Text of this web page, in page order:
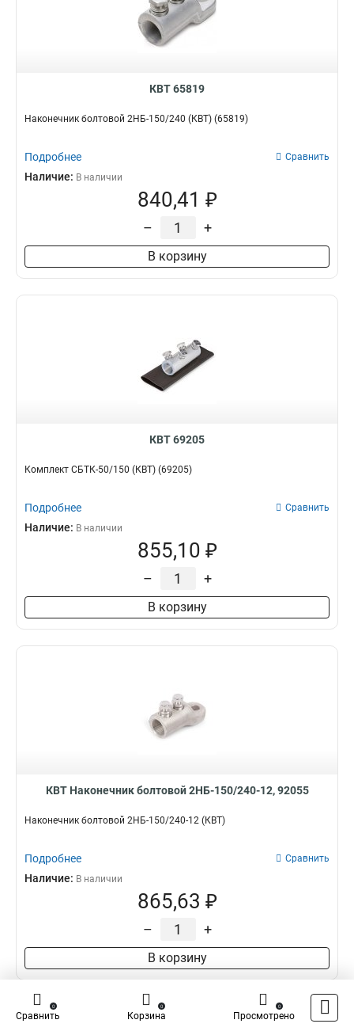
КВТ 65819
Наконечник болтовой 2НБ-150/240 (КВТ) (65819)
Подробнее Сравнить
Наличие: В наличии
840,41 ₽
– +
В корзину
КВТ 69205
Комплект СБТК-50/150 (КВТ) (69205)
Подробнее Сравнить
Наличие: В наличии
855,10 ₽
– +
В корзину
КВТ Наконечник болтовой 2НБ-150/240-12, 92055
Наконечник болтовой 2НБ-150/240-12 (КВТ)
Подробнее Сравнить
Наличие: В наличии
865,63 ₽
– +
В корзину
Сравнить
0
Корзина
0
Просмотрено
0